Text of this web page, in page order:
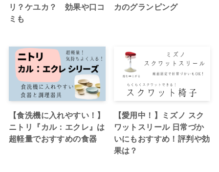
リ？ケユカ？ 効果や口コ
ミも
カのグランピング
【食洗機に入れやすい！】
ニトリ『カル：エクレ』は
超軽量でおすすめの食器
【愛用中！】ミズノ スク
ワットスリール 日常づか
いにもおすすめ！評判や効
果は？